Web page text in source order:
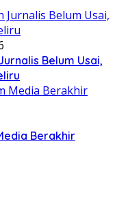
Belum Usai,
Berakhir